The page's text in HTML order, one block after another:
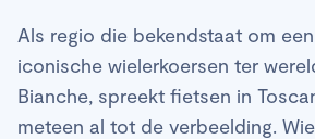
Als regio die bekendstaat om
iconische wielerkoersen ter
Bianche, spreekt fietsen in
meteen al tot de verbeelding.